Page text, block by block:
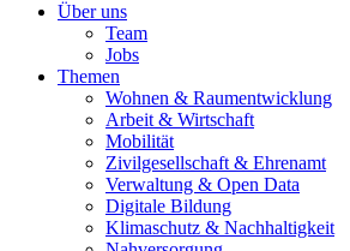
Über uns
Team
Jobs
Themen
Wohnen & Raumentwicklung
Arbeit & Wirtschaft
Mobilität
Zivilgesellschaft & Ehrenamt
Verwaltung & Open Data
Digitale Bildung
Klimaschutz & Nachhaltigkeit